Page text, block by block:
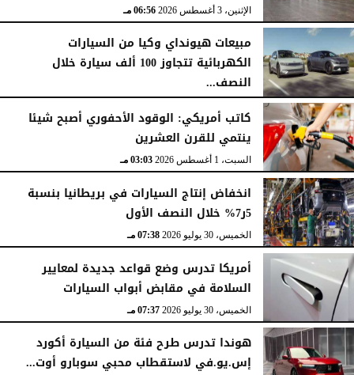
الإثنين، 3 أغسطس 2026 06:56 مـ
مبيعات هيونداي وكيا من السيارات
الكهربائية تتجاوز 100 ألف سيارة خلال
النصف...
الأحد، 2 أغسطس 2026 06:17 مـ
كاتب أمريكي: الوقود الأحفوري أصبح شيئا
ينتمي للقرن العشرين
السبت، 1 أغسطس 2026 03:03 مـ
انخفاض إنتاج السيارات في بريطانيا بنسبة
5ر7% خلال النصف الأول
الخميس، 30 يوليو 2026 07:38 مـ
أمريكا تدرس وضع قواعد جديدة لمعايير
السلامة في مقابض أبواب السيارات
الخميس، 30 يوليو 2026 07:37 مـ
هوندا تدرس طرح فئة من السيارة أكورد
إس.يو.في لاستقطاب محبي سوبارو أوت...